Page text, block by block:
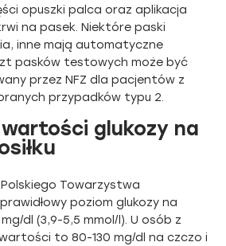
opuszki palca oraz aplikacja
na pasek. Niektóre paski
inne mają automatyczne
pasków testowych może być
przez NFZ dla pacjentów z
przypadków typu 2.
wartości glukozy na
Towarzystwa
poziom glukozy na
dl (3,9-5,5 mmol/l). U osób z
to 80-130 mg/dl na czczo i